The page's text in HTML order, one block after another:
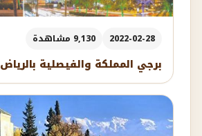
2022-02-28 9,130 مشاهدة
برجي المملكة والفيصلية بالرياض